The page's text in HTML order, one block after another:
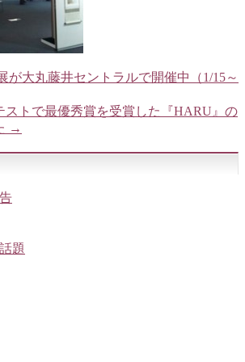
大丸藤井セントラルで開催中（1/15～
ストで最優秀賞を受賞した『HARU』の
→
題